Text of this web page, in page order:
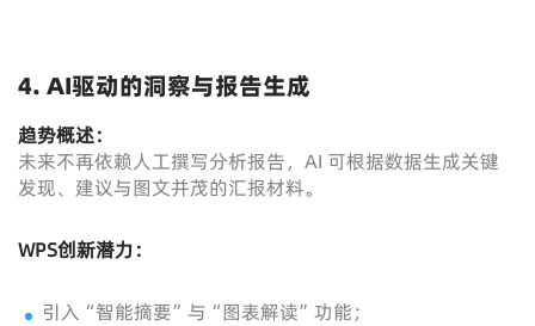
4. AI驱动的洞察与报告生成
趋势概述：
未来不再依赖人工撰写分析报告，AI 可根据数据生成关键
发现、建议与图文并茂的汇报材料。
WPS创新潜力：
引入“智能摘要”与“图表解读”功能；